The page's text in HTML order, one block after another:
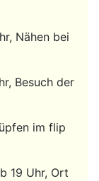
Nähen bei
Besuch der
im flip
19 Uhr, Ort